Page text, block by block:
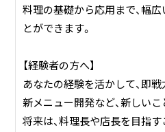
料理の基礎から応用まで、幅
とができます。
【経験者の方へ】
あなたの経験を活かして、即
新メニュー開発など、新しいこ
将来は、料理長や店長を目指す